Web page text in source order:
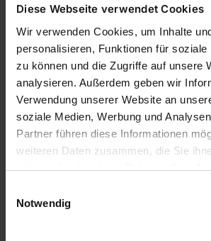
Diese Webseite verwendet Cookies
Wir verwenden Cookies, um Inhalte
personalisieren, Funktionen für soziale
zu können und die Zugriffe auf unsere
analysieren. Außerdem geben wir
Verwendung unserer Website an
soziale Medien, Werbung und
Partner führen diese Informationen
weiteren Daten zusammen, die Sie
haben oder die sie im Rahmen Ihrer
Cookies, wenn Sie unsere Webseite
Notwendig
Trouvez-vous cet avis utile ? Oui Signaler
Verified Customer